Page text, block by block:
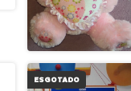
ESGOTADO